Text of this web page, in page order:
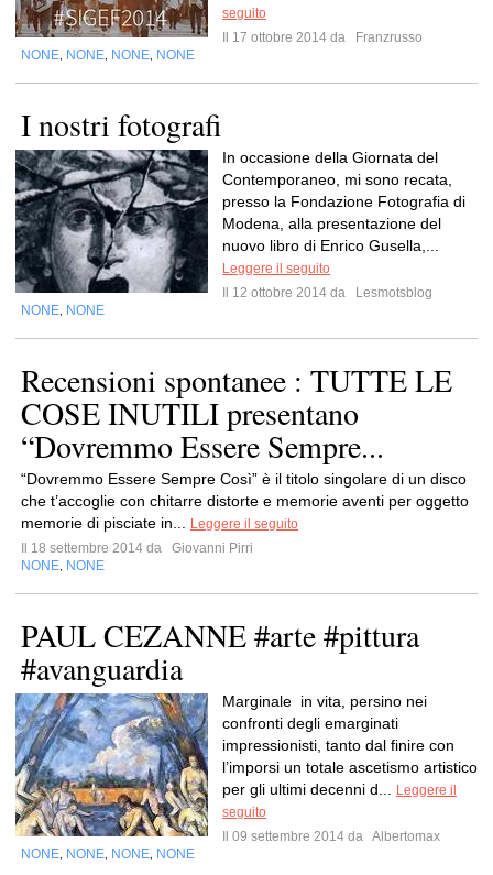
seguito
Il 17 ottobre 2014 da
Franzrusso
NONE NONE NONE NONE
I nostri fotografi
In occasione della Giornata del
Contemporaneo, mi sono recata,
presso la Fondazione Fotografia di
Modena, alla presentazione del
nuovo libro di Enrico Gusella,...
Leggere il seguito
Il 12 ottobre 2014 da
Lesmotsblog
NONE NONE
Recensioni spontanee : TUTTE LE
COSE INUTILI presentano
“Dovremmo Essere Sempre...
“Dovremmo Essere Sempre Così” è il titolo singolare di un disco
che t’accoglie con chitarre distorte e memorie aventi per oggetto
memorie di pisciate in...
Leggere il seguito
Il 18 settembre 2014 da
Giovanni Pirri
NONE NONE
PAUL CEZANNE #arte #pittura
#avanguardia
Marginale in vita, persino nei
confronti degli emarginati
impressionisti, tanto dal finire con
l’imporsi un totale ascetismo artistico
per gli ultimi decenni d...
Leggere il
seguito
Il 09 settembre 2014 da Albertomax
NONE NONE NONE NONE